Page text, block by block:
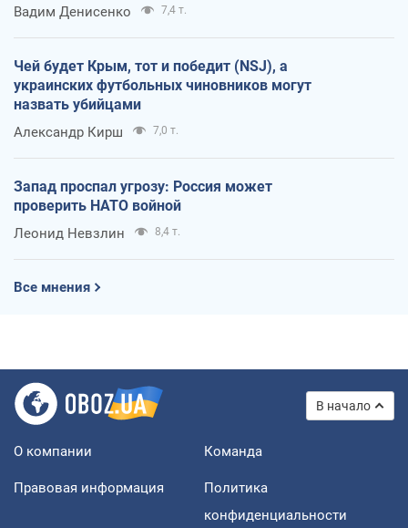
Вадим Денисенко 7,4 т.
Чей будет Крым, тот и победит (NSJ), а
украинских футбольных чиновников могут
назвать убийцами
Александр Кирш 7,0 т.
Запад проспал угрозу: Россия может
проверить НАТО войной
Леонид Невзлин 8,4 т.
Все мнения
В начало
О компании Команда
Правовая информация
Политика
конфиденциальности